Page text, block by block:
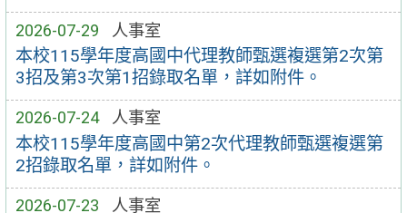
2026-07-29 人事室
本校115學年度高國中代理教師甄選複選第2次第
3招及第3次第1招錄取名單，詳如附件。
2026-07-24 人事室
本校115學年度高國中第2次代理教師甄選複選第
2招錄取名單，詳如附件。
2026-07-23 人事室